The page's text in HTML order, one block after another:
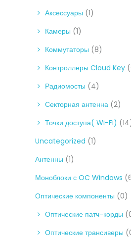
Аксессуары (1)
Камеры (1)
Коммутаторы (8)
Контроллеры Cloud Key
Радиомосты (4)
Секторная антенна (2)
Точки доступа( Wi-Fi)
Uncategorized (1)
Антенны (1)
Моноблоки с OC Windows
Оптические компоненты (0)
Оптические патч-корды
Оптические трансиверы